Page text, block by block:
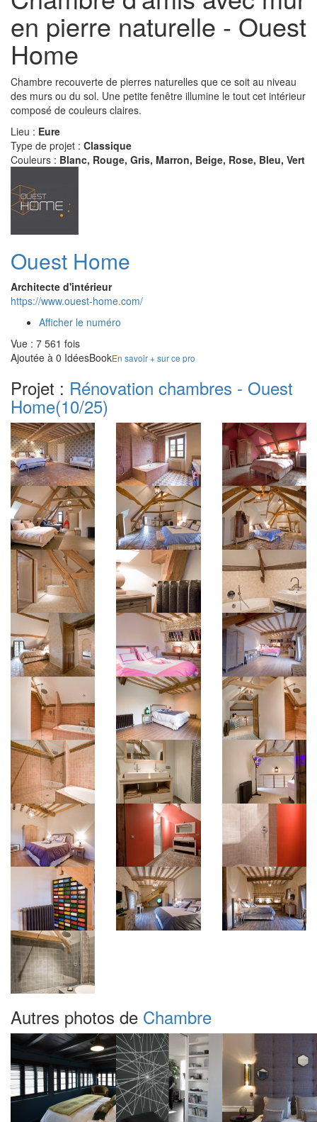
en pierre naturelle - Ouest
Home
Chambre recouverte de pierres naturelles que ce soit au niveau
des murs ou du sol. Une petite fenêtre illumine le tout cet intérieur
composé de couleurs claires.
Lieu : Eure
Type de projet : Classique
Couleurs : Blanc, Rouge, Gris, Marron, Beige, Rose, Bleu, Vert
Ouest Home
Architecte d'intérieur
https://www.ouest-home.com/
Afficher le numéro
Vue : 7 561 fois
Ajoutée à 0 IdéesBookEn savoir + sur ce pro
Projet : Rénovation chambres - Ouest
Home(10/25)
Autres photos de Chambre